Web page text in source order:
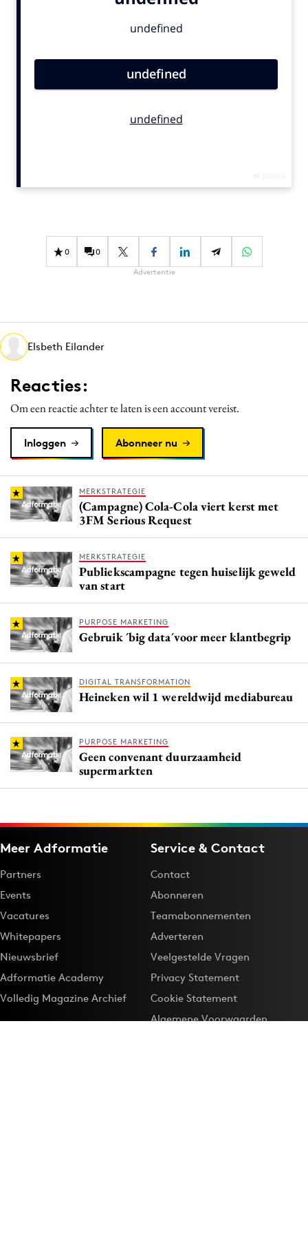
Gedragsverandering
Influencer marketing
Media
Merkstrategie
PR
Programmatic
Purpose Marketing
Reputatie & crisis
0 0
Advertentie
Elsbeth Eilander
Reacties:
Om een reactie achter te laten is een account vereist.
Inloggen Abonneer nu
MERKSTRATEGIE
(Campagne) Cola-Cola viert kerst met
3FM Serious Request
MERKSTRATEGIE
Publiekscampagne tegen huiselijk geweld
van start
PURPOSE MARKETING
Gebruik ´big data´voor meer klantbegrip
DIGITAL TRANSFORMATION
Heineken wil 1 wereldwijd mediabureau
PURPOSE MARKETING
Geen convenant duurzaamheid
supermarkten
Meer Adformatie
Partners
Events
Vacatures
Whitepapers
Nieuwsbrief
Adformatie Academy
Volledig Magazine Archief
Service & Contact
Contact
Abonneren
Teamabonnementen
Adverteren
Veelgestelde Vragen
Privacy Statement
Cookie Statement
Algemene Voorwaarden